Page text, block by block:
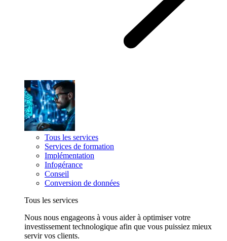
Tous les services
Services de formation
Implémentation
Infogérance
Conseil
Conversion de données
Tous les services
Nous nous engageons à vous aider à optimiser votre
investissement technologique afin que vous puissiez mieux
servir vos clients.